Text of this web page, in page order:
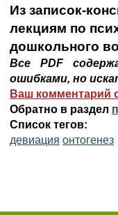
Из записок-
лекциям по
дошкольного
Все PDF
ошибками, но
Ваш комментарий
Обратно в раздел
Список тегов:
девиация онтогенез